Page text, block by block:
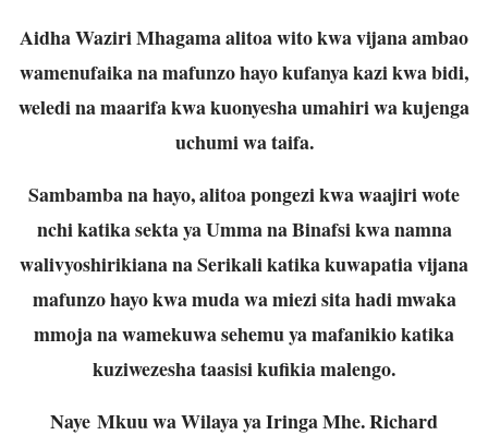
Aidha Waziri Mhagama alitoa wito kwa vijana ambao
wamenufaika na mafunzo hayo kufanya kazi kwa bidi,
weledi na maarifa kwa kuonyesha umahiri wa kujenga
uchumi wa taifa.
Sambamba na hayo, alitoa pongezi kwa waajiri wote
nchi katika sekta ya Umma na Binafsi kwa namna
walivyoshirikiana na Serikali katika kuwapatia vijana
mafunzo hayo kwa muda wa miezi sita hadi mwaka
mmoja na wamekuwa sehemu ya mafanikio katika
kuziwezesha taasisi kufikia malengo.
Naye Mkuu wa Wilaya ya Iringa Mhe. Richard